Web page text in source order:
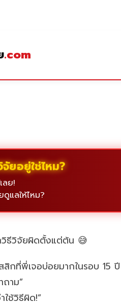
.com
ยอยู่ใช่ไหม?
ลย!
ดูแลให้ไหม?
วิธีวิจัยผิดตั้งแต่ต้น 😅
กที่พี่เจอบ่อยมากในรอบ 15
าม”
ใช้วิธีผิด!”